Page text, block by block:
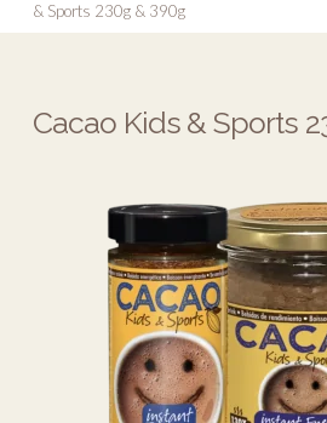
& Sports 230g & 390g
Cacao Kids & Sports